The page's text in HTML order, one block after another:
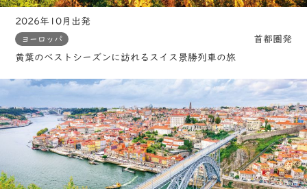
2026年10月出発
ヨーロッパ
首都圏発
黄葉のベストシーズンに訪れるスイス景勝列車の旅